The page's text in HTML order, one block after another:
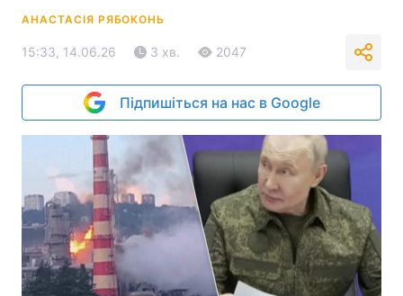
АНАСТАСІЯ РЯБОКОНЬ
15:33, 14.06.26 3 хв. 2047
Підпишіться на нас в Google